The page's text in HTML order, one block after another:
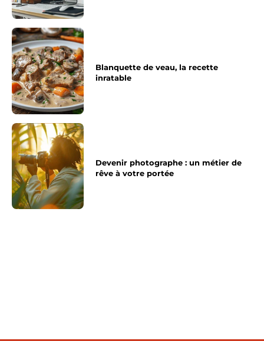
Blanquette de veau, la recette
inratable
Devenir photographe : un métier de
rêve à votre portée